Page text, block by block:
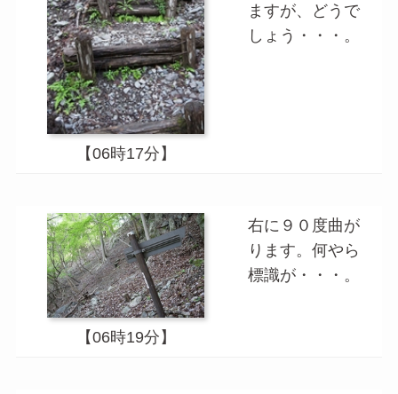
【06時17分】
ますが、どうで
しょう・・・。
【06時19分】
右に９０度曲が
ります。何やら
標識が・・・。